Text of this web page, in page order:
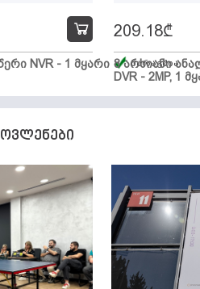
NVR - 1 მყარი 8 არხიანი
DVR - 2MP, 1
209.18₾
მარაგშია